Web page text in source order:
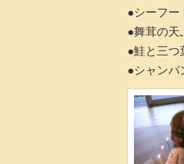
●シーフー
●舞茸の天
●鮭と三つ
●シャンパ